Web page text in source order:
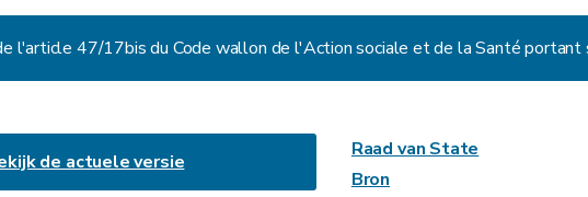
de actuele versie
Raad van State
Bron